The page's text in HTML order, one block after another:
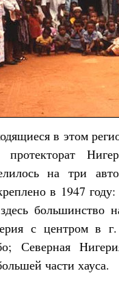
в этом
на три
в 1947
большинство
с центром в
Северная
части хауса.